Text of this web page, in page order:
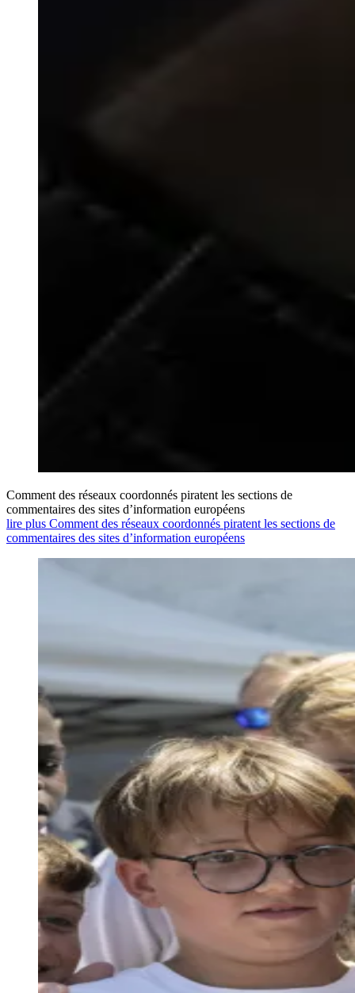
Comment des réseaux coordonnés piratent les sections de
commentaires des sites d’information européens
lire plus Comment des réseaux coordonnés piratent les sections de
commentaires des sites d’information européens